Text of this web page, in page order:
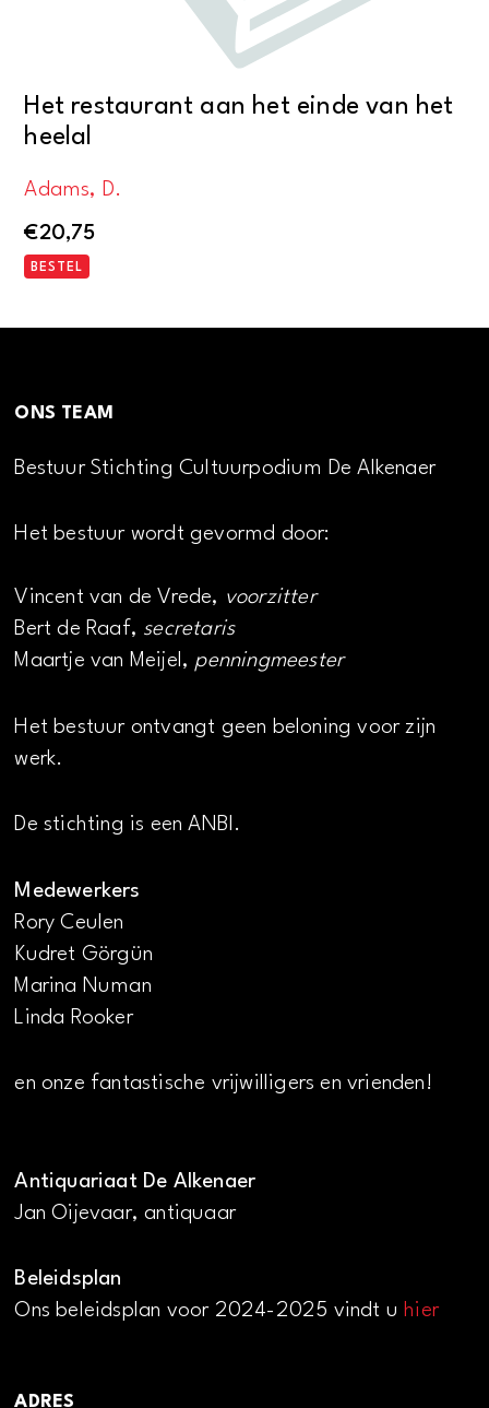
Het restaurant aan het einde van het
heelal
Adams, D.
€20,75
BESTEL
ONS TEAM
Bestuur Stichting Cultuurpodium De Alkenaer
Het bestuur wordt gevormd door:
Vincent van de Vrede, voorzitter
Bert de Raaf, secretaris
Maartje van Meijel, penningmeester
Het bestuur ontvangt geen beloning voor zijn
werk.
De stichting is een ANBI.
Medewerkers
Rory Ceulen
Kudret Görgün
Marina Numan
Linda Rooker
en onze fantastische vrijwilligers en vrienden!
Antiquariaat De Alkenaer
Jan Oijevaar, antiquaar
Beleidsplan
Ons beleidsplan voor 2024-2025 vindt uhier
ADRES